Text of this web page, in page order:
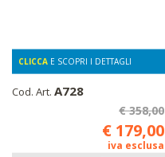
CLICCA E SCOPRI I DETTAGLI
Cod. Art. A728
€ 358,00
€ 179,00
iva esclusa